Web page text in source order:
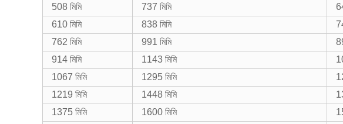
508 মিমি
737 মিমি
610 মিমি
838 মিমি
762 মিমি
991 মিমি
914 মিমি
1143 মিমি
1067 মিমি
1295 মিমি
1219 মিমি
1448 মিমি
1375 মিমি
1600 মিমি